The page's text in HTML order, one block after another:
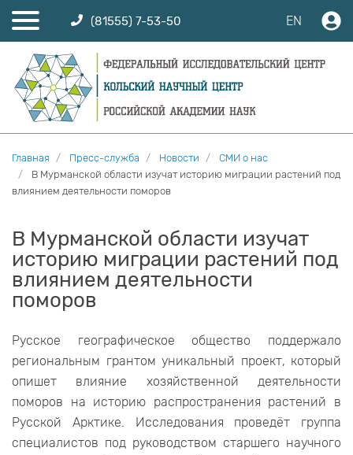
(81555) 7-53-50 EN
Главная Пресс-служба Новости
СМИ о нас
В Мурманской области изучат историю миграции растений под
влиянием деятельности поморов
В Мурманской области изучат
историю миграции растений под
влиянием деятельности
поморов
Русское географическое общество поддержало
региональным грантом уникальный проект, который
опишет влияние хозяйственной деятельности
поморов на историю распространения растений в
Русской Арктике. Исследования проведёт группа
специалистов под руководством старшего научного